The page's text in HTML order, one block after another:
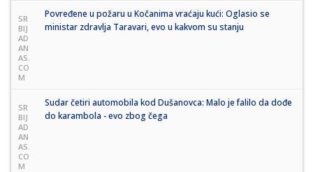
SR
BIJ
AD
AN
AS.
CO
M
Povređene u požaru u Kočanima vraćaju kući: Oglasio se
ministar zdravlja Taravari, evo u kakvom su stanju
SR
BIJ
AD
AN
AS.
CO
M
Sudar četiri automobila kod Dušanovca: Malo je falilo da dođe
do karambola - evo zbog čega